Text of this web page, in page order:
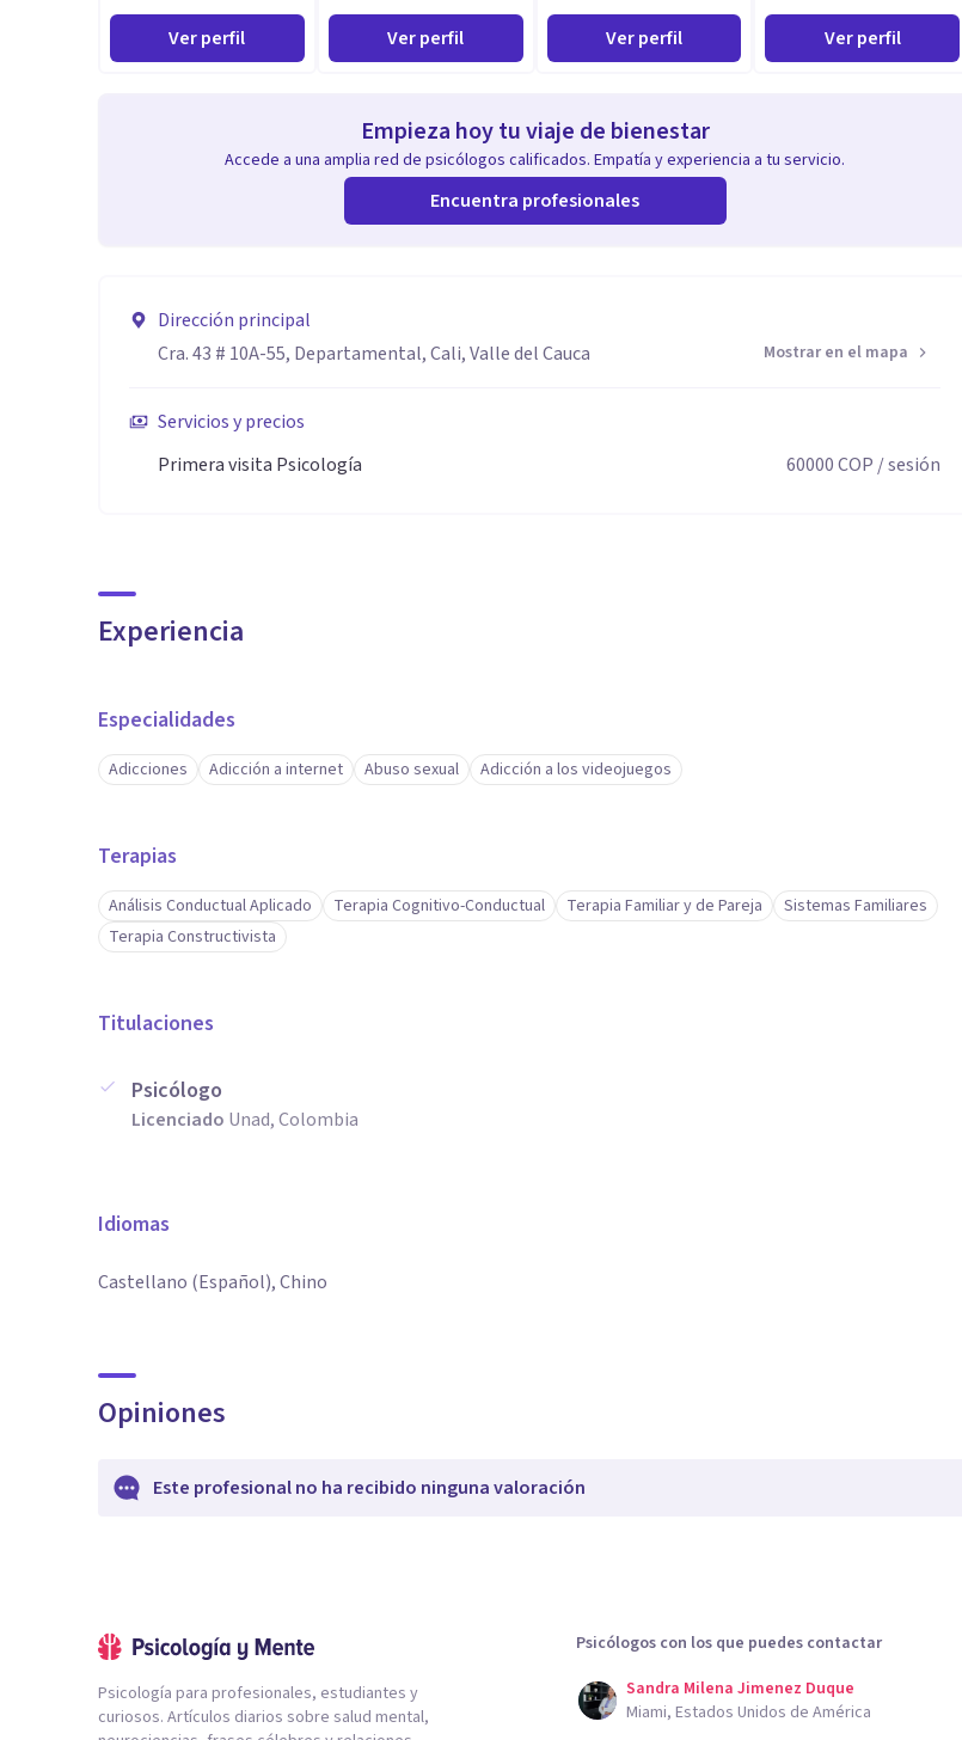
Ver perfil Ver perfil Ver perfil Ver perfil
Empieza hoy tu viaje de bienestar
Accede a una amplia red de psicólogos calificados. Empatía y experiencia a tu servicio.
Encuentra profesionales
Dirección principal
Cra. 43 # 10A-55, Departamental, Cali, Valle del Cauca
Mostrar en el mapa
Servicios y precios
Primera visita Psicología
60000COP / sesión
Experiencia
Especialidades
Adicciones Adicción a internet Abuso sexual Adicción a los videojuegos
Terapias
Análisis Conductual Aplicado Terapia Cognitivo-Conductual Terapia Familiar y de Pareja
Sistemas Familiares
Terapia Constructivista
Titulaciones
Psicólogo
Licenciado Unad, Colombia
Idiomas
Castellano (Español), Chino
Opiniones
Este profesional no ha recibido ninguna valoración
Psicología para profesionales, estudiantes y
curiosos. Artículos diarios sobre salud mental,
Psicólogos con los que puedes contactar
Sandra Milena Jimenez Duque
Miami, Estados Unidos de América